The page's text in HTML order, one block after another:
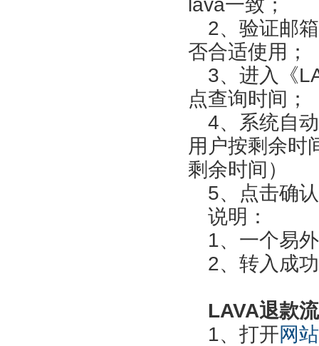
lava一致；
2、验证邮
否合适使用；
3、进入《
点查询时间；
4、系统自
用户按剩余时
剩余时间）
5、点击确
说明：
1、一个易
2、转入成
LAVA退款
1、打开网站